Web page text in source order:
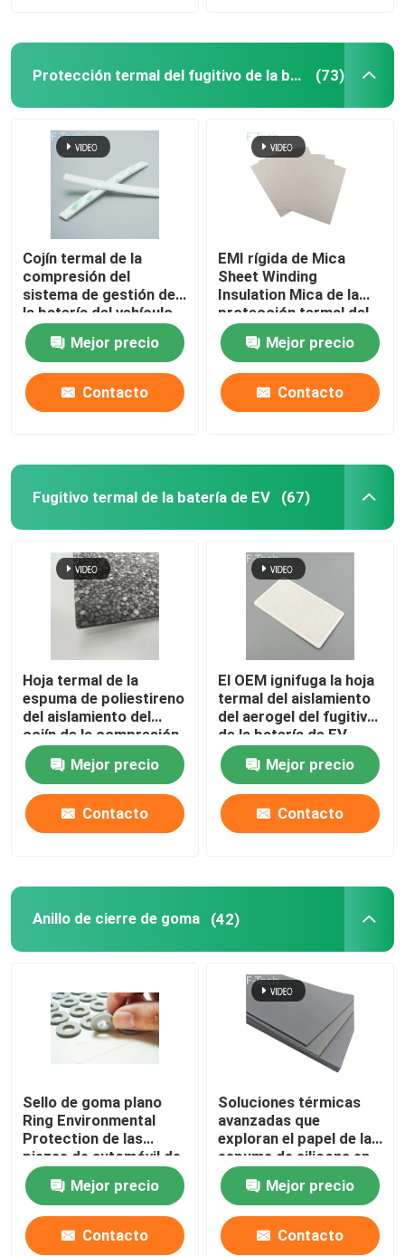
Protección termal del fugitivo de la batería (73)
Cojín termal de la
compresión del
sistema de gestión de
la batería del vehículo
del arreglo para
requisitos particulares
Mejor precio
Contacto
EMI rígida de Mica
Sheet Winding
Insulation Mica de la
protección termal del
fugitivo de la batería
del vehículoMejor precio
Contacto
Fugitivo termal de la batería de EV (67)
Hoja termal de la
espuma de poliestireno
del aislamiento del
cojín de la compresión
del fugitivo de la
batería de EVMejor precio
Contacto
El OEM ignifuga la hoja
termal del aislamiento
del aerogel del fugitivo
de la batería de EV
Mejor precio
Contacto
Anillo de cierre de goma (42)
Sello de goma plano
Ring Environmental
Protection de las
piezas de automóvil de
la retardancia de la
llama
Mejor precio
Contacto
Soluciones térmicas
avanzadas que
exploran el papel de la
espuma de silicona en
los sistemas de
baterías de vehículos
eléctricos
Mejor precio
Contacto